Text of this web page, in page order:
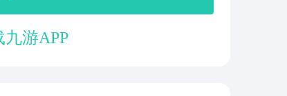
游APP